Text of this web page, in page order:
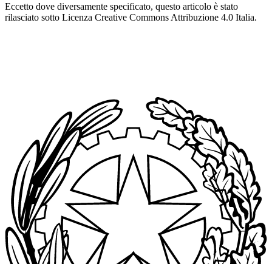
Eccetto dove diversamente specificato, questo articolo è stato
rilasciato sotto Licenza Creative Commons Attribuzione 4.0 Italia.